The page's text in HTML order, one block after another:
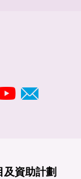
及資助計劃